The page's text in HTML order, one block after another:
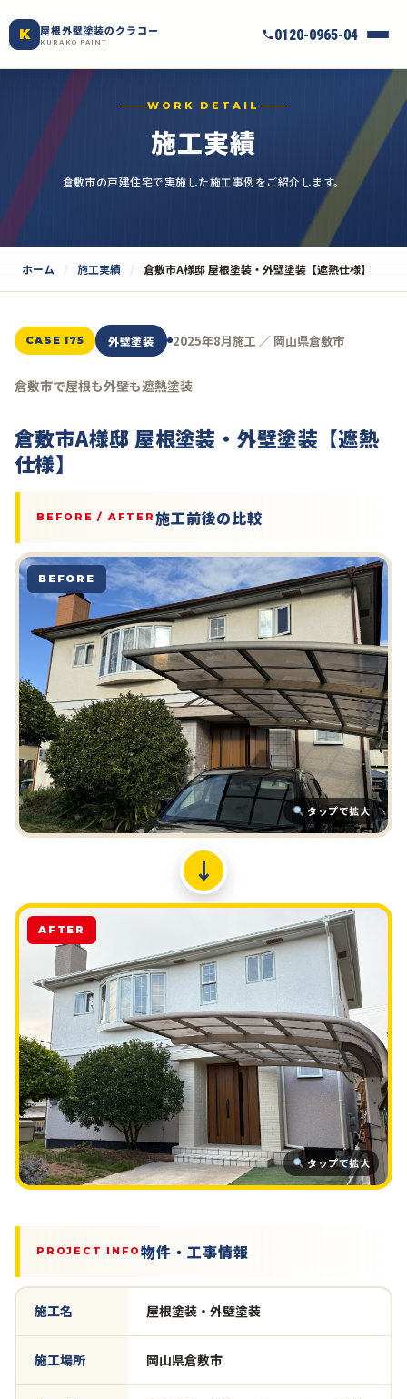
K 屋根外壁塗装のクラコー
KURAKO PAINT 0120-0965-04
WORK DETAIL
施工実績
倉敷市の戸建住宅で実施した施工事例をご紹介します。
ホーム 施工実績 倉敷市A様邸 屋根塗装・外壁塗装【遮熱仕様】
CASE 175 外壁塗装 2025年8月施工 ／ 岡山県倉敷市
倉敷市で屋根も外壁も遮熱塗装
倉敷市A様邸 屋根塗装・外壁塗装【遮熱
仕様】
BEFORE / AFTER 施工前後の比較
タップで拡大
BEFORE
↓
タップで拡大
AFTER
PROJECT INFO物件・工事情報
施工名 屋根塗装・外壁塗装
施工場所 岡山県倉敷市